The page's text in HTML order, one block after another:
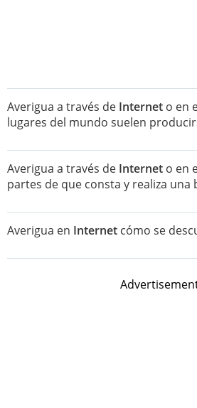
Averigua a través de Internet o en
lugares del mundo suelen
Averigua a través de Internet o en
partes de que consta y realiza una
Averigua en Internet cómo se